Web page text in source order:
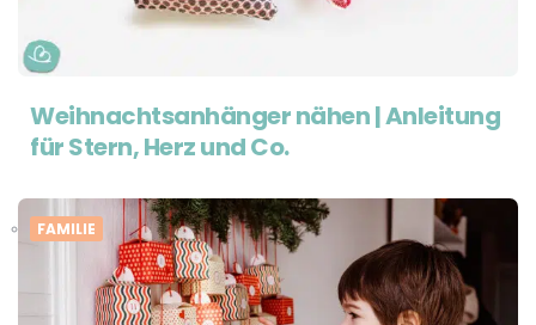
Weihnachtsanhänger nähen | Anleitung
für Stern, Herz und Co.
FAMILIE